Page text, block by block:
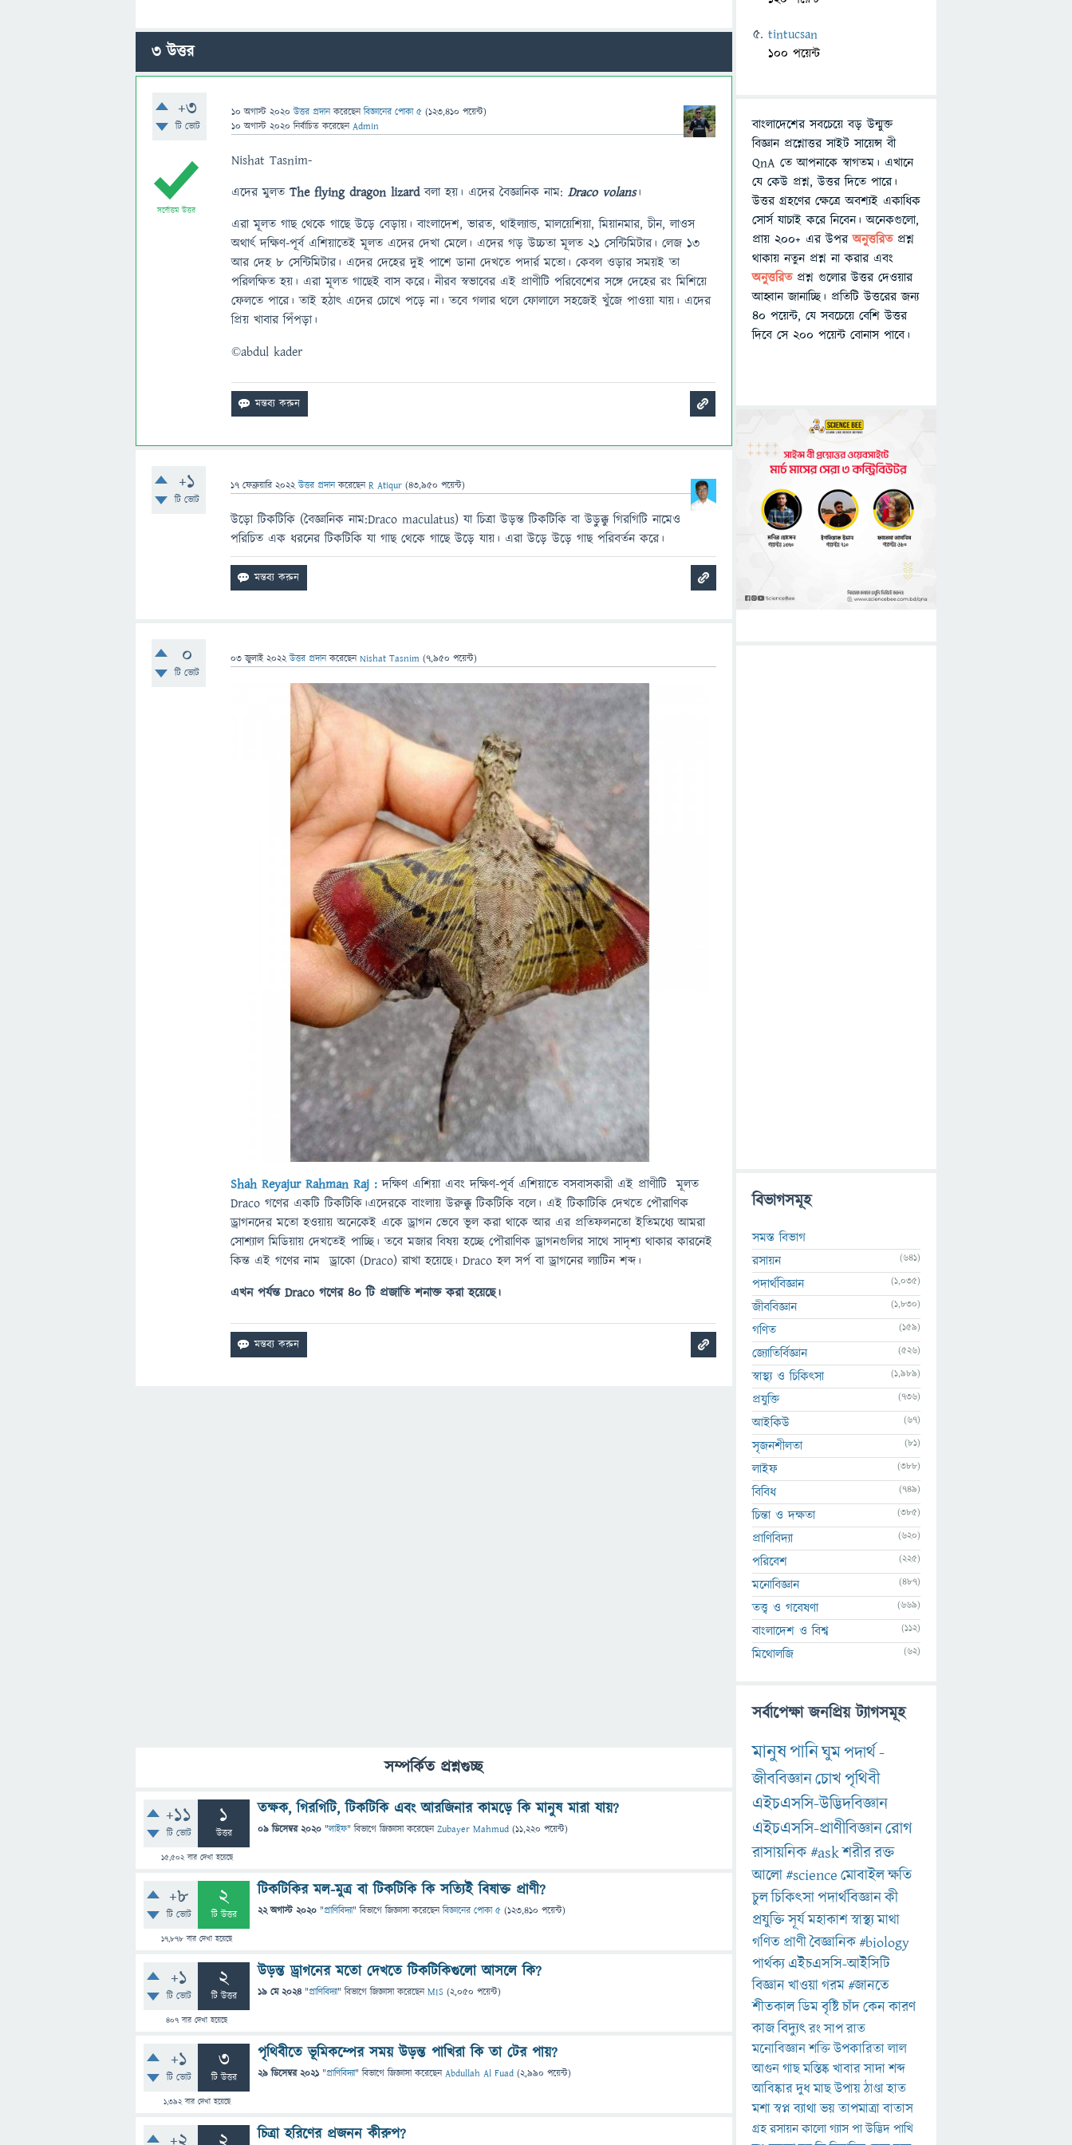
3উত্তর
+3
টি ভোট
10 অগাস্ট 2020 উত্তর প্রদান করেছেনবিজ্ঞানের পোকা ৫ (123,410 পয়েন্ট)
10 অগাস্ট 2020 নির্বাচিত করেছেনAdmin
সর্বোত্তম উত্তর
Nishat Tasnim-
এদের মুলত The flying dragon lizardবলা হয়। এদের বৈজ্ঞানিক নাম: Draco volans।
এরা মূলত গাছ থেকে গাছে উড়ে বেড়ায়। বাংলাদেশ, ভারত, থাইল্যান্ড, মালয়েশিয়া, মিয়ানমার, চীন, লাওস
অথার্ৎ দক্ষিণ-পূর্ব এশিয়াতেই মূলত এদের দেখা মেলে। এদের গড় উচ্চতা মূলত ২১ সেন্টিমিটার। লেজ ১৩
আর দেহ ৮ সেন্টিমিটার। এদের দেহের দুই পাশে ডানা দেখতে পদার্র মতো। কেবল ওড়ার সময়ই তা
পরিলক্ষিত হয়। এরা মূলত গাছেই বাস করে। নীরব স্বভাবের এই প্রাণীটি পরিবেশের সঙ্গে দেহের রং মিশিয়ে
ফেলতে পারে। তাই হঠাৎ এদের চোখে পড়ে না। তবে গলার থলে ফোলালে সহজেই খুঁজে পাওয়া যায়। এদের
প্রিয় খাবার পিঁপড়া।
©abdul kader
+1
টি ভোট
17 ফেব্রুয়ারি 2022 উত্তর প্রদান করেছেনR Atiqur (43,950 পয়েন্ট)
উড়ো টিকটিকি (বৈজ্ঞানিক নাম:Draco maculatus) যা চিত্রা উড়ন্ত টিকটিকি বা উড়ুক্কু গিরগিটি নামেও
পরিচিত এক ধরনের টিকটিকি যা গাছ থেকে গাছে উড়ে যায়। এরা উড়ে উড়ে গাছ পরিবর্তন করে।
0
টি ভোট
03 জুলাই 2022 উত্তর প্রদান করেছেনNishat Tasnim (7,950 পয়েন্ট)
Shah Reyajur Rahman Raj :দক্ষিণ এশিয়া এবং দক্ষিণ-পূর্ব এশিয়াতে বসবাসকারী এই প্রাণীটি মূলত
Draco গণের একটি টিকটিকি।এদেরকে বাংলায় উরুক্কু টিকটিকি বলে। এই টিকাটিকি দেখতে পৌরাণিক
ড্রাগনদের মতো হওয়ায় অনেকেই একে ড্রাগন ভেবে ভূল করা থাকে আর এর প্রতিফলনতো ইতিমধ্যে আমরা
সোশ্যাল মিডিয়ায় দেখতেই পাচ্ছি। তবে মজার বিষয় হচ্ছে পৌরাণিক ড্রাগনগুলির সাথে সাদৃশ্য থাকার কারনেই
কিন্ত এই গণের নাম ড্রাকো (Draco) রাখা হয়েছে। Draco হল সর্প বা ড্রাগনের ল্যাটিন শব্দ।
এখন পর্যন্ত Draco গণের ৪০ টি প্রজাতি শনাক্ত করা হয়েছে।
সম্পর্কিত প্রশ্নগুচ্ছ
+11
টি ভোট
1
উত্তর
15,502বার দেখা হয়েছে
তক্ষক, গিরগিটি, টিকটিকি এবং আরজিনার কামড়ে কি মানুষ মারা যায়?
09 ডিসেম্বর 2020 "লাইফ" বিভাগে জিজ্ঞাসাকরেছেনZubayer Mahmud (11,220 পয়েন্ট)
+8
টি ভোট
2
টি উত্তর
17,878 বার দেখা হয়েছে
টিকটিকির মল-মুত্র বা টিকটিকি কি সত্যিই বিষাক্ত প্রাণী?
22 অগাস্ট 2020 "প্রাণিবিদ্যা" বিভাগে জিজ্ঞাসাকরেছেনবিজ্ঞানের পোকা ৫ (123,410 পয়েন্ট)
+1
টি ভোট
2
টি উত্তর
407 বার দেখা হয়েছে
উড়ন্ত ড্রাগনের মতো দেখতে টিকটিকিগুলো আসলে কি?
19 মে 2024 "প্রাণিবিদ্যা" বিভাগে জিজ্ঞাসাকরেছেনMIS (2,050 পয়েন্ট)
+1
টি ভোট
3
টি উত্তর
1,392বার দেখা হয়েছে
পৃথিবীতে ভূমিকম্পের সময় উড়ন্ত পাখিরা কি তা টের পায়?
29 ডিসেম্বর 2021 "প্রাণিবিদ্যা" বিভাগে জিজ্ঞাসাকরেছেনAbdullah Al Fuad (2,990 পয়েন্ট)
চিত্রা হরিণের প্রজনন কীরুপ?
tintucsan
100 পয়েন্ট
বাংলাদেশের সবচেয়ে বড় উন্মুক্ত
বিজ্ঞান প্রশ্নোত্তর সাইট সায়েন্স বী
QnA তে আপনাকে স্বাগতম। এখানে
যে কেউ প্রশ্ন, উত্তর দিতে পারে।
উত্তর গ্রহণের ক্ষেত্রে অবশ্যই একাধিক
সোর্স যাচাই করে নিবেন। অনেকগুলো,
প্রায় ২০০+ এর উপরঅনুত্তরিতপ্রশ্ন
থাকায় নতুন প্রশ্ন না করার এবং
অনুত্তরিত প্রশ্ন গুলোর উত্তর দেওয়ার
আহ্বান জানাচ্ছি। প্রতিটি উত্তরের জন্য
৪০ পয়েন্ট, যে সবচেয়ে বেশি উত্তর
দিবে সে ২০০ পয়েন্ট বোনাস পাবে।
বিভাগসমূহ
সমস্ত বিভাগ
রসায়ন
(641)
পদার্থবিজ্ঞান (1,035)
জীববিজ্ঞান (1,830)
গণিত (159)
জ্যোতির্বিজ্ঞান (526)
স্বাস্থ্য ও চিকিৎসা (1,989)
প্রযুক্তি (736)
আইকিউ (67)
সৃজনশীলতা (81)
লাইফ (388)
বিবিধ (749)
চিন্তা ও দক্ষতা (385)
প্রাণিবিদ্যা (620)
পরিবেশ (225)
মনোবিজ্ঞান (487)
তত্ত্ব ও গবেষণা (669)
বাংলাদেশ ও বিশ্ব (112)
মিথোলজি (62)
সর্বাপেক্ষা জনপ্রিয় ট্যাগসমূহ
মানুষপানিঘুমপদার্থ-
জীববিজ্ঞানচোখপৃথিবী
এইচএসসি-উদ্ভিদবিজ্ঞান
এইচএসসি-প্রাণীবিজ্ঞানরোগ
রাসায়নিক#askশরীররক্ত
আলো#scienceমোবাইলক্ষতি
চুলচিকিৎসাপদার্থবিজ্ঞানকী
প্রযুক্তিসূর্যমহাকাশস্বাস্থ্যমাথা
গণিত প্রাণীবৈজ্ঞানিক#biology
পার্থক্য এইচএসসি-আইসিটি
বিজ্ঞানখাওয়াগরম#জানতে
শীতকালডিমবৃষ্টিচাঁদকেনকারণ
কাজবিদ্যুৎরংসাপরাত
মনোবিজ্ঞানশক্তিউপকারিতালাল
আগুনগাছমস্তিষ্কখাবারসাদাশব্দ
আবিষ্কারদুধমাছউপায়ঠাণ্ডাহাত
মশাস্বপ্নব্যাথাভয়তাপমাত্রাবাতাস
গ্রহরসায়নকালোগ্যাসপাউদ্ভিদপাখি